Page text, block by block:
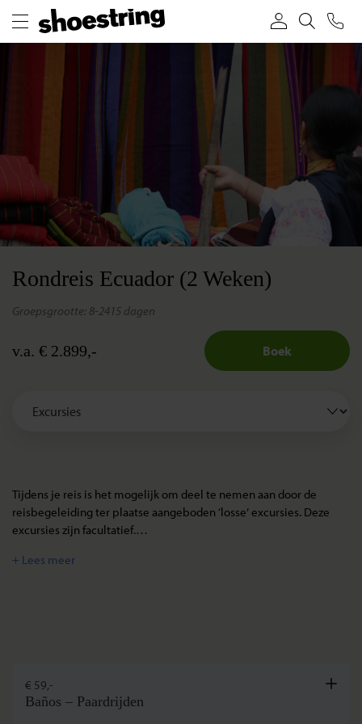
Rondreis Ecuador (2 Weken)
Boek
v.a. € 2.899,-
groepsgrootte: 8-24 15 dagen
Tijdens je reis is het mogelijk om deel te nemen aan door de
reisbegeleiding ter plaatse aangeboden ‘losse’ excursies. Deze
excursies zijn facultatief.
Om je een idee te geven van de kosten van deze excursies
expliciet vermeld).
Baños – Paardrijden